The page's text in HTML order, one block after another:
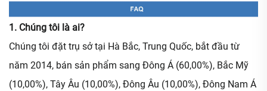
1. Chúng tôi là ai?
Chúng tôi đặt trụ sở tại Hà Bắc, Trung Quốc, bắt đầu từ
năm 2014, bán sản phẩm sang Đông Á (60,00%), Bắc Mỹ
(10,00%), Tây Âu (10,00%), Đông Âu (10,00%), Đông Nam Á